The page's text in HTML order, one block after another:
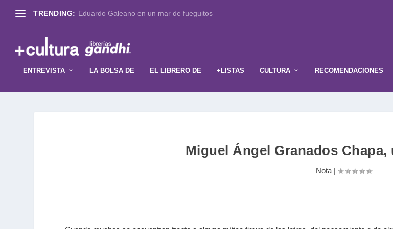
TRENDING: Eduardo Galeano en un mar de fueguitos
ENTREVISTA LA BOLSA DE EL LIBRERO DE +LISTAS CULTURA RECOMENDACIONES
Miguel Ángel Granados
Nota|